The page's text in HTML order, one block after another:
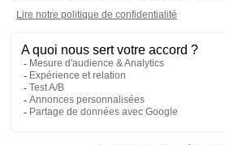
Présentation du magazine
Business Times, c’est le magazine
bouger l’économie et n’attendent